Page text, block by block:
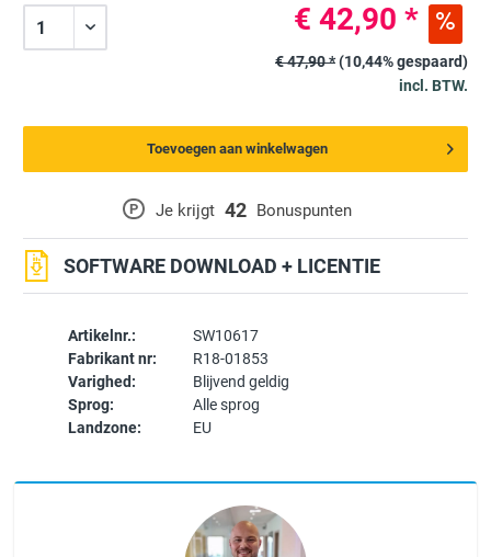
Artikelnr.:
SW10617
Fabrikant nr:
R18-01853
Varighed:
Blijvend geldig
Sprog:
Alle sprog
Landzone:
EU
P Je krijgt 42 Bonuspunten
SOFTWARE DOWNLOAD + LICENTIE
€ 42,90 *
€ 47,90 *(10,44% gespaard)
incl. BTW.
Toevoegen aan winkelwagen